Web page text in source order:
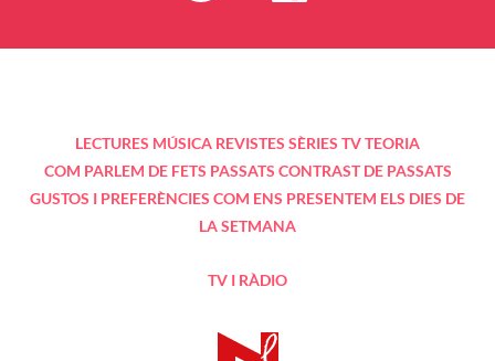
LECTURES MÚSICA REVISTES SÈRIES TVTEORIA
COM PARLEM DE FETS PASSATS CONTRAST DE PASSATS
GUSTOS I PREFERÈNCIES COM ENS PRESENTEM ELS DIES DE
LA SETMANA
TV I RÀDIO